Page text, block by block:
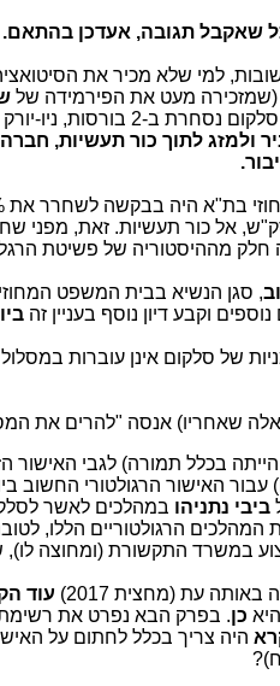
שאקבל תגובה, אעדכן בהתאם.
למי שלא מכיר את
מעט את הפירמידה של
בורסות, ניו-יורק ות"א).
ולמזג לתוך כור תעשיות,
חלק מההיסטוריה של פשיטת
, סגן הנשיא בבית המשפט
וקבע דיון נוסף בעניין זהביום
ששאר 30% מהמניות של סלקום אינן
שאחריו) אנסה "להרים את
בכלל תמורה) לגבי האישור
) עבור האישור הרגולטורי החשוב
ביבי נתניהו במהלכים לאשר לסלקום
המהלכים הרגולטוריים הללו, לטובת קבוצת
במשרד התקשורת (ומחוצה לו),
עת (מחצית 2017)
עוד
כן. בפרק הבא נפרט את רשימת
היה צריך בכלל לחתום על